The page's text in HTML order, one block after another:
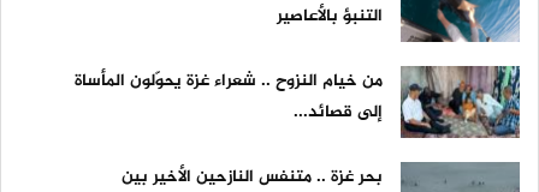
التنبؤ بالأعاصير
من خيام النزوح .. شعراء غزة يحوّلون المأساة
إلى قصائد...
بحر غزة .. متنفس النازحين الأخير بين